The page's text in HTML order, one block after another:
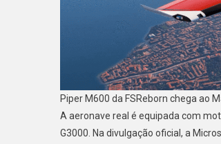
Piper M600 da FSReborn chega ao
A aeronave real é equipada com
G3000. Na divulgação oficial, a